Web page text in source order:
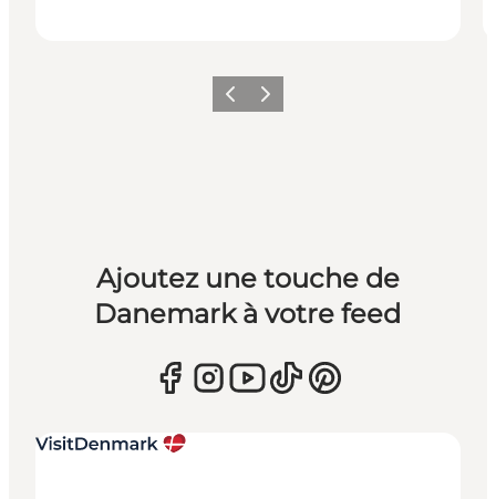
PrécédentSuivant
Ajoutez une touche de
Danemark à votre feed